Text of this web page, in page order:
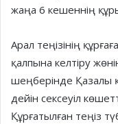
жаңа 6 кешеннің
Арал теңізінің
қалпына келтіру
шеңберінде Қазалы
дейін сексеуіл
Құрғатылған теңіз